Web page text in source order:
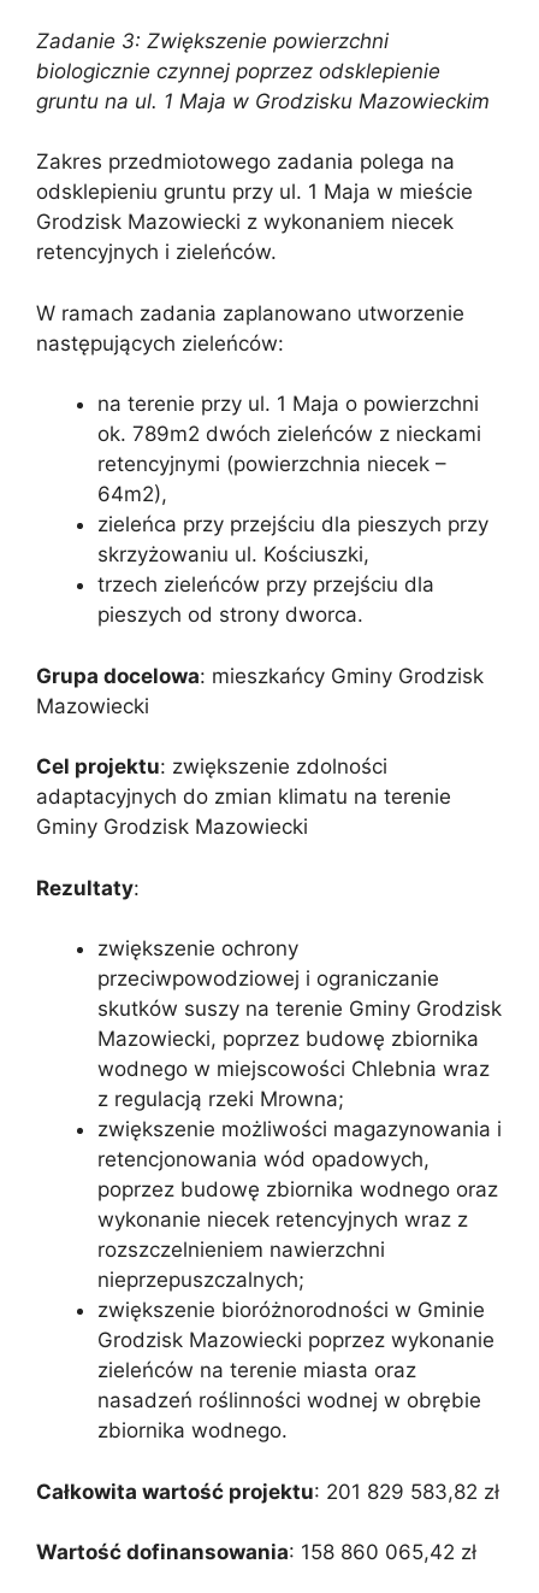
Zadanie 3: Zwiększenie powierzchni
biologicznie czynnej poprzez odsklepienie
gruntu na ul. 1 Maja w Grodzisku Mazowieckim
Zakres przedmiotowego zadania polega na
odsklepieniu gruntu przy ul. 1 Maja w mieście
Grodzisk Mazowiecki z wykonaniem niecek
retencyjnych i zieleńców.
W ramach zadania zaplanowano utworzenie
następujących zieleńców:
na terenie przy ul. 1 Maja o powierzchni
ok. 789m2 dwóch zieleńców z nieckami
retencyjnymi (powierzchnia niecek –
64m2),
zieleńca przy przejściu dla pieszych przy
skrzyżowaniu ul. Kościuszki,
trzech zieleńców przy przejściu dla
pieszych od strony dworca.
Grupa docelowa: mieszkańcy Gminy Grodzisk
Mazowiecki
Cel projektu: zwiększenie zdolności
adaptacyjnych do zmian klimatu na terenie
Gminy Grodzisk Mazowiecki
Rezultaty:
zwiększenie ochrony
przeciwpowodziowej i ograniczanie
skutków suszy na terenie Gminy Grodzisk
Mazowiecki, poprzez budowę zbiornika
wodnego w miejscowości Chlebnia wraz
z regulacją rzeki Mrowna;
zwiększenie możliwości magazynowania i
retencjonowania wód opadowych,
poprzez budowę zbiornika wodnego oraz
wykonanie niecek retencyjnych wraz z
rozszczelnieniem nawierzchni
nieprzepuszczalnych;
zwiększenie bioróżnorodności w Gminie
Grodzisk Mazowiecki poprzez wykonanie
zieleńców na terenie miasta oraz
nasadzeń roślinności wodnej w obrębie
zbiornika wodnego.
Całkowita wartość projektu: 201 829 583,82 zł
Wartość dofinansowania: 158 860 065,42 zł